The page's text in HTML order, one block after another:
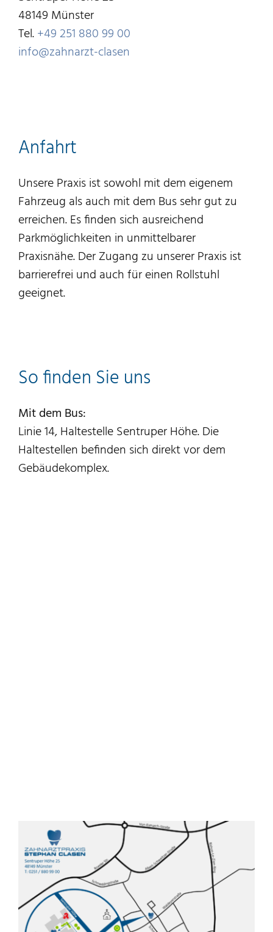
48149 Münster
Tel.+49 251 880 99 00
info@zahnarzt-clasen
Anfahrt
Unsere Praxis ist sowohl mit dem eigenem
Fahrzeug als auch mit dem Bus sehr gut zu
erreichen. Es finden sich ausreichend
Parkmöglichkeiten in unmittelbarer
Praxisnähe. Der Zugang zu unserer Praxis ist
barrierefrei und auch für einen Rollstuhl
geeignet.
So finden Sie uns
Mit dem Bus:
Linie 14, Haltestelle Sentruper Höhe. Die
Haltestellen befinden sich direkt vor dem
Gebäudekomplex.